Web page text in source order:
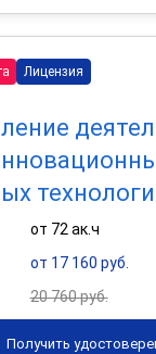
Лицензия
от 72 ак.ч
от 17 160 руб.
20 760 руб.
Получить